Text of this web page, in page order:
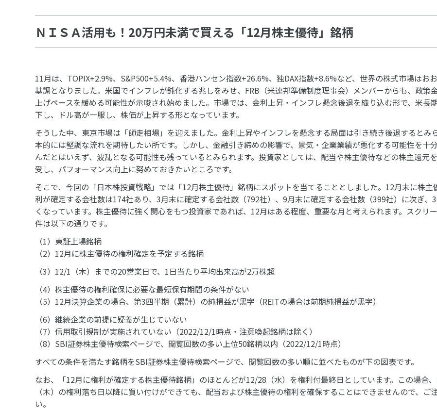
ＮＩＳＡ活用も！20万円未満で買える「12月株主優待」銘柄
11月は、TOPIX+2.9%、S&P500+5.4%、香港ハンセン指数+26.6%、独DAX指数+8.6%など、世界の株式市場はお
基調となりました。米国でインフレが鈍化する兆しをみせ、FRB（米連邦準備制度理事会）メンバーからも、政策
上げペースを緩める可能性が示唆され始めました。市場では、金利上昇・インフレ懸念後退を織り込む形で、米長
下し、ドル高が一服し、株価が上昇する形となっています。
そうした中、東京市場は「師走相場」を迎えました。金利上昇やインフレを懸念する局面は引き続き後退するとみ
本的には堅調な流れを期待したい所です。しかし、金融引き締めの影響で、景気・企業業績が悪化する可能性を十
んだとはいえず、波乱となる可能性も残っているとみられます。投資家としては、配当や株主優待などの株主還元
受し、パフォーマンス向上に努めておきたいところです。
そこで、今回の「日本株投資戦略」では「12月株主優待」銘柄にスポットを当てることとしました。12月末に株主
利が確定する会社数は174社あり、3月末に確定する会社数（792社）、9月末に確定する会社数（399社）に次ぎ、
くなっています。株主優待に強く関心をもつ投資家であれば、12月はある程度、重要な月と考えられます。スクリ
件は以下の通りです。
（1）東証上場銘柄
（2）12月に株主優待の権利確定を予定する銘柄
（3）12/1（木）までの20営業日で、1日当たり平均出来高が2万株超
（4）株主優待の権利確保に必要な最短保有期間の条件がない
（5）12月決算企業の場合、第3四半期（累計）の純損益が黒字（REITの場合は前期純損益が黒字）
（6）継続企業の前提に疑義が生じていない
（7）信用取引規制が実施されていない（2022/12/1時点・注意喚起銘柄は除く）
（8）SBI証券株主優待検索ページで、閲覧回数の多い上位50銘柄以内（2022/12/1時点）
すべての条件を満たす銘柄をSBI証券株主優待検索ページで、閲覧回数の多い順に並べたものが下の図表です。
なお、「12月に権利が確定する株主優待銘柄」のほとんどが12/28（水）を権利付最終日としています。この場合
（木）の権利落ち日以降に買い付けができても、配当および株主優待の権利を確保することはできませんので、ご
い。